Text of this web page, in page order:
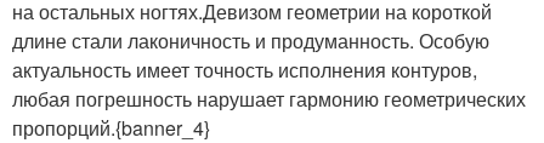
на остальных ногтях.Девизом геометрии на короткой
длине стали лаконичность и продуманность. Особую
актуальность имеет точность исполнения контуров,
любая погрешность нарушает гармонию геометрических
пропорций.{banner_4}